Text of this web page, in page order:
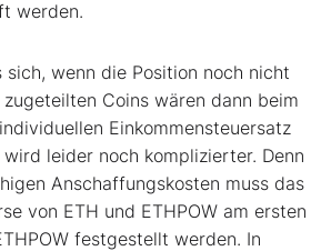
werden.
sich, wenn die Position noch nicht
Coins wären dann beim
Einkommensteuersatz
leider noch komplizierter. Denn
Anschaffungskosten muss das
von ETH und ETHPOW am ersten
festgestellt werden. In